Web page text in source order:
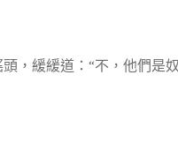
，緩緩道：“不，他們是